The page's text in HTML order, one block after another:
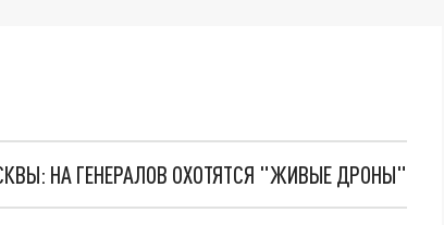
НА ГЕНЕРАЛОВ ОХОТЯТСЯ "ЖИВЫЕ ДРОНЫ"